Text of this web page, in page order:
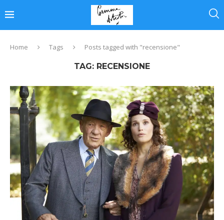
Home Tags Posts tagged with "recensione"
TAG: RECENSIONE